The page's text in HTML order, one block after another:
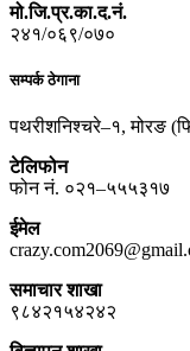
मो.जि.प्र.का.द.नं.
२४१/०६९/०७०
सम्पर्क ठेगाना
पथरीशनिश्चरे–१, मोरङ
टेलिफोन
फोन नं. ०२१–५५५३१७
ईमेल
समाचार शाखा
९८४२१५४२४२